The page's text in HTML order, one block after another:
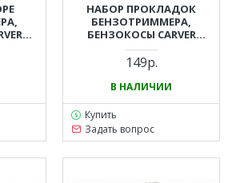
043,
НАБОР ПРОКЛАДОК
БЕНЗОТРИММЕРА,
БЕНЗОКОСЫ CARVER
(КАРВЕР) GBC-043, PBC-43,
GBC-052, PBC-52
149р.
В НАЛИЧИИ
Купить
Задать вопрос